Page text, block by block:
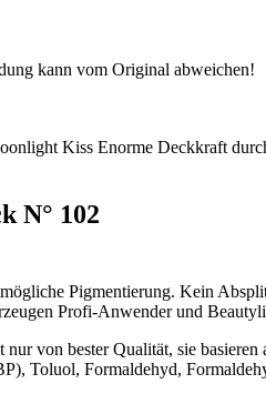
kann vom Original abweichen!
Kiss Enorme Deckkraft
N° 102
Pigmentierung. Kein
Profi-Anwender und
von bester Qualität, sie
Toluol, Formaldehyd,